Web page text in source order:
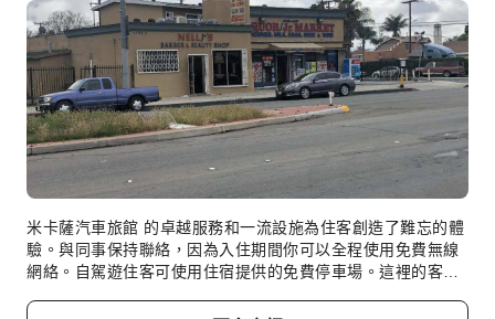
米卡薩汽車旅館 的卓越服務和一流設施為住客創造了難忘的體
驗。與同事保持聯絡，因為入住期間你可以全程使用免費無線
網絡。自駕遊住客可使用住宿提供的免費停車場。這裡的客房